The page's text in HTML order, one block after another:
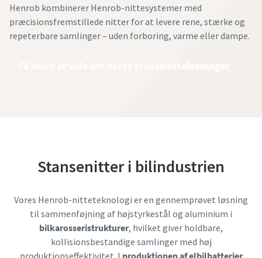
Henrob kombinerer Henrob-nittesystemer med
præcisionsfremstillede nitter for at levere rene, stærke og
repeterbare samlinger – uden forboring, varme eller dampe.
Stansenitter i bilindustrien
Vores Henrob-nitteteknologi er en gennemprøvet løsning
til sammenføjning af højstyrkestål og aluminium i
bilkarosseristrukturer, hvilket giver holdbare,
kollisionsbestandige samlinger med høj
produktionseffektivitet. I produktionen af elbilbatterier